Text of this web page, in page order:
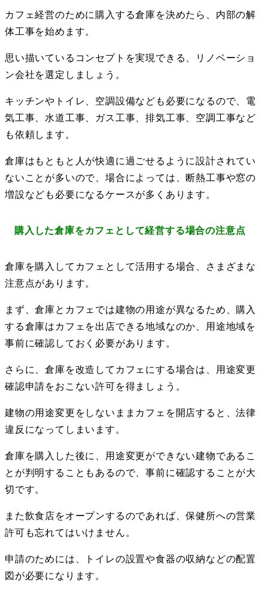
カフェ経営のために購入する倉庫を決めたら、内部の解
体工事を始めます。
思い描いているコンセプトを実現できる、リノベーショ
ン会社を選定しましょう。
キッチンやトイレ、空調設備なども必要になるので、電
気工事、水道工事、ガス工事、排気工事、空調工事など
も依頼します。
倉庫はもともと人が快適に過ごせるように設計されてい
ないことが多いので、場合によっては、断熱工事や窓の
増設なども必要になるケースが多くあります。
購入した倉庫をカフェとして経営する場合の注意点
倉庫を購入してカフェとして活用する場合、さまざまな
注意点があります。
まず、倉庫とカフェでは建物の用途が異なるため、購入
する倉庫はカフェを出店できる地域なのか、用途地域を
事前に確認しておく必要があります。
さらに、倉庫を改造してカフェにする場合は、用途変更
確認申請をおこない許可を得ましょう。
建物の用途変更をしないままカフェを開店すると、法律
違反になってしまいます。
倉庫を購入した後に、用途変更ができない建物であるこ
とが判明することもあるので、事前に確認することが大
切です。
また飲食店をオープンするのであれば、保健所への営業
許可も忘れてはいけません。
申請のためには、トイレの設置や食器の収納などの配置
図が必要になります。